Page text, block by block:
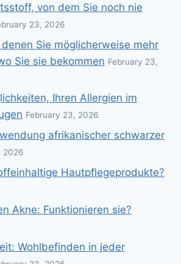
von dem Sie noch nie
23, 2026
Sie möglicherweise mehr
Sie sie bekommen February 23,
Ihren Allergien im
February 23, 2026
afrikanischer schwarzer
2026
Hautpflegeprodukte?
Akne: Funktionieren sie?
Wohlbefinden in jeder